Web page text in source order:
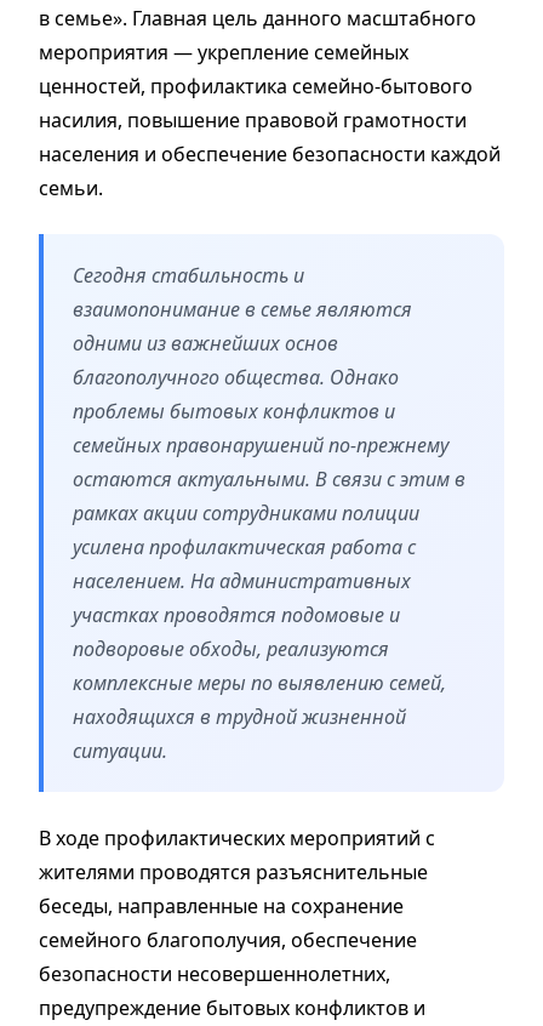
в семье». Главная цель данного масштабного
мероприятия — укрепление семейных
ценностей, профилактика семейно-бытового
насилия, повышение правовой грамотности
населения и обеспечение безопасности каждой
семьи.
Сегодня стабильность и
взаимопонимание в семье являются
одними из важнейших основ
благополучного общества. Однако
проблемы бытовых конфликтов и
семейных правонарушений по-прежнему
остаются актуальными. В связи с этим в
рамках акции сотрудниками полиции
усилена профилактическая работа с
населением. На административных
участках проводятся подомовые и
подворовые обходы, реализуются
комплексные меры по выявлению семей,
находящихся в трудной жизненной
ситуации.
В ходе профилактических мероприятий с
жителями проводятся разъяснительные
беседы, направленные на сохранение
семейного благополучия, обеспечение
безопасности несовершеннолетних,
предупреждение бытовых конфликтов и